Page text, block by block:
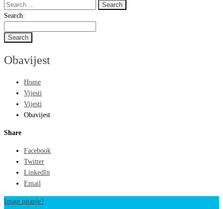
Search
for:
Search
Search:
Obavijest
Home
Vijesti
Vijesti
Obavijest
Share
Facebook
Twitter
LinkedIn
Email
Imate pitanje?